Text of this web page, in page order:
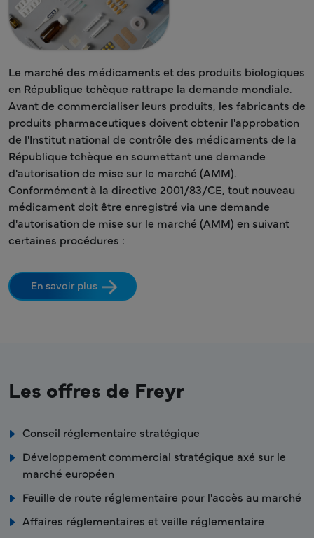
Le marché des médicaments et des produits biologiques
en République tchèque rattrape la demande mondiale.
Avant de commercialiser leurs produits, les fabricants de
produits pharmaceutiques doivent obtenir l'approbation
de l'Institut national de contrôle des médicaments de la
République tchèque en soumettant une demande
d'autorisation de mise sur le marché (AMM).
Conformément à la directive 2001/83/CE, tout nouveau
médicament doit être enregistré via une demande
d'autorisation de mise sur le marché (AMM) en suivant
certaines procédures :
En savoir plus
Les offres de Freyr
Conseil réglementaire stratégique
Développement commercial stratégique axé sur le
marché européen
Feuille de route réglementaire pour l'accès au marché
Affaires réglementaires et veille réglementaire